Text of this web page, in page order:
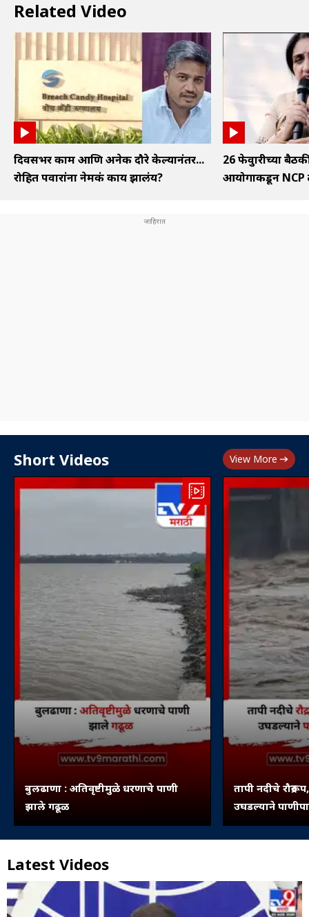
Related Video
दिवसभर काम आणि अनेक दौरे केल्यानंतर...
रोहित पवारांना नेमकं काय झालंय?
26 फेब्रुवारीच्या
आयोगाकडून NCP
Short Videos View More
बुलढाणा : अतिवृष्टीमुळे धरणाचे पाणी
झाले गढूळ
तापी नदीचे
उघडल्याने
Latest Videos